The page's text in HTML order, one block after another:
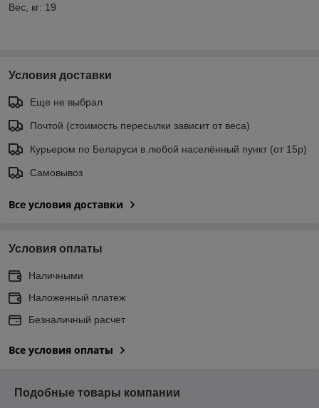
Вес, кг: 19
Условия доставки
Еще не выбрал
Почтой (стоимость пересылки зависит от веса)
Курьером по Беларуси в любой населённый пункт (от 15р)
Самовывоз
Все условия доставки
Условия оплаты
Наличными
Наложенный платеж
Безналичный расчет
Все условия оплаты
Подобные товары компании